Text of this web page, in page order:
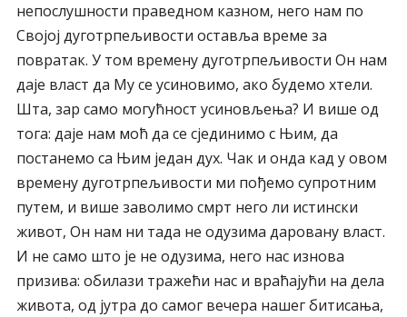
непослушности праведном казном, него нам по
Својој дуготрпељивости оставља време за
повратак. У том времену дуготрпељивости Он нам
даје власт да My се усиновимо, ако будемо хтели.
Шта, зар само могућност усиновљења? И више од
тога: даје нам моћ да се сјединимо с Њим, да
постанемо са Њим један дух. Чак и онда кад у овом
времену дуготрпељивости ми пођемо супротним
путем, и више заволимо смрт него ли истински
живот, Он нам ни тада не одузима даровану власт.
И не само што је не одузима, него нас изнова
призива: обилази тражећи нас и враћајући на дела
живота, од јутра до самог вечера нашег битисања,